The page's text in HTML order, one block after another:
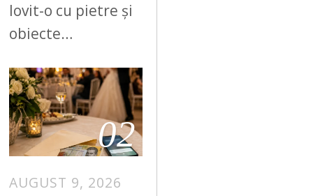
lovit-o cu pietre și
obiecte…
02
AUGUST 9, 2026